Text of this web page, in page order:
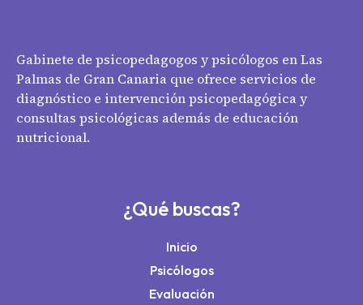
Gabinete de psicopedagogos y psicólogos en Las
Palmas de Gran Canaria que ofrece servicios de
diagnóstico e intervención psicopedagógica y
consultas psicológicas además de educación
nutricional.
¿Qué buscas?
Inicio
Psicólogos
Evaluación